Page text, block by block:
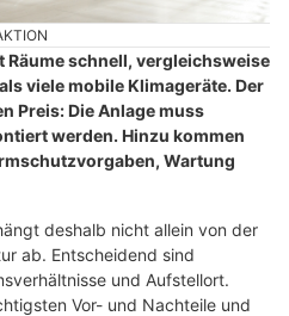
schnell, vergleichsweise
viele mobile Klimageräte. Der
Preis: Die Anlage muss
werden. Hinzu kommen
Wartung
deshalb nicht allein von der
ab. Entscheidend sind
und Aufstellort.
Vor- und Nachteile und